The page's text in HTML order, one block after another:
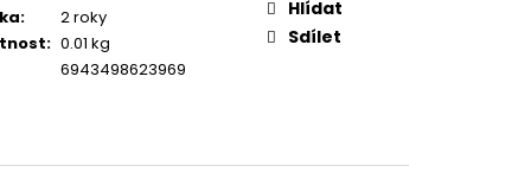
:
2 roky
: 0.01 kg
6943498623969
Hlídat
Sdílet